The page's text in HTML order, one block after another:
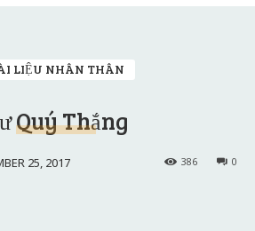
LIỆU NHÂN THÂN
Quý Thắng
25, 2017 0
386